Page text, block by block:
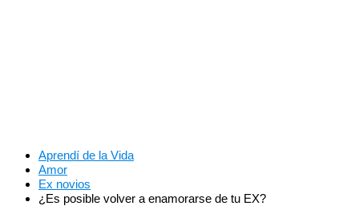
Aprendí de la Vida
Amor
Ex novios
¿Es posible volver a enamorarse de tu EX?